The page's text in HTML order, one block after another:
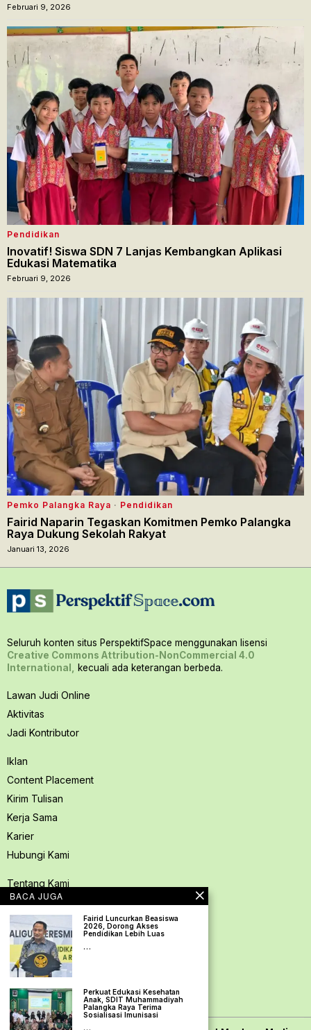
Februari 9, 2026
Pendidikan
Inovatif! Siswa SDN 7 Lanjas Kembangkan Aplikasi
Edukasi Matematika
Februari 9, 2026
Pemko Palangka Raya · Pendidikan
Fairid Naparin Tegaskan Komitmen Pemko Palangka
Raya Dukung Sekolah Rakyat
Januari 13, 2026
Seluruh konten situs PerspektifSpace menggunakan lisensi
Creative Commons Attribution-NonCommercial 4.0
International,
kecuali ada keterangan berbeda.
Lawan Judi Online
Aktivitas
Jadi Kontributor
Iklan
Content Placement
Kirim Tulisan
Kerja Sama
Karier
Hubungi Kami
Tentang Kami
Redaksi PerspektifSpace
Kode Etik Jurnalistik
Pedoman Media Siber
Kebijakan Privasi
Pedoman Ramah Anak
Disclaimer
BACA JUGA
Fairid Luncurkan Beasiswa
2026, Dorong Akses
Pendidikan Lebih Luas
…
Perkuat Edukasi Kesehatan
Anak, SDIT Muhammadiyah
Palangka Raya Terima
Sosialisasi Imunisasi
…